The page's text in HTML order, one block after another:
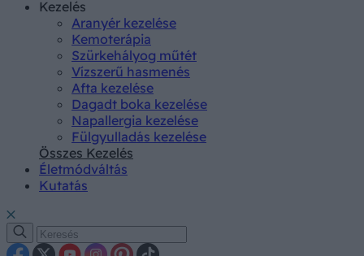
Kezelés
Aranyér kezelése
Kemoterápia
Szürkehályog műtét
Vízszerű hasmenés
Afta kezelése
Dagadt boka kezelése
Napallergia kezelése
Fülgyulladás kezelése
Összes Kezelés
Életmódváltás
Kutatás